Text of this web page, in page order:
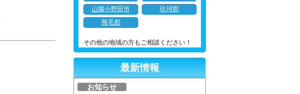
山陽小野田市
玖珂郡
熊毛郡
その他の地域の方もご相談ください！
最新情報
お知らせ